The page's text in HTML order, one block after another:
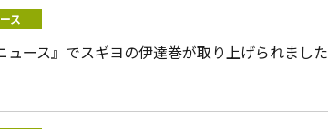
ス
ュース』でスギヨの伊達巻が取り上げられました